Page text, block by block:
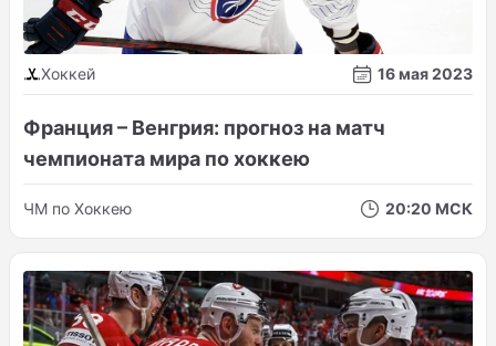
Хоккей 16 мая 2023
Франция – Венгрия: прогноз на матч
чемпионата мира по хоккею
ЧМ по Хоккею 20:20 МСК